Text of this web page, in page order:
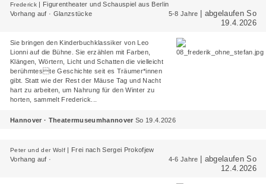
Frederick | Figurentheater und Schauspiel aus Berlin
Vorhang auf · Glanzstücke
5-8 Jahre
| abgelaufen So
19.4.2026
Sie bringen den Kinderbuchklassiker von Leo
Lionni auf die Bühne. Sie erzählen mit Farben,
Klängen, Wörtern, Licht und Schatten die vielleicht
berühmteste Geschichte seit es Träumer*innen
gibt. Statt wie der Rest der Mäuse Tag und Nacht
hart zu arbeiten, um Nahrung für den Winter zu
horten, sammelt Frederick...
Hannover · Theatermuseumhannover So 19.4.2026
Peter und der Wolf | Frei nach Sergei Prokofjew
Vorhang auf ·
4-6 Jahre
| abgelaufen So
12.4.2026